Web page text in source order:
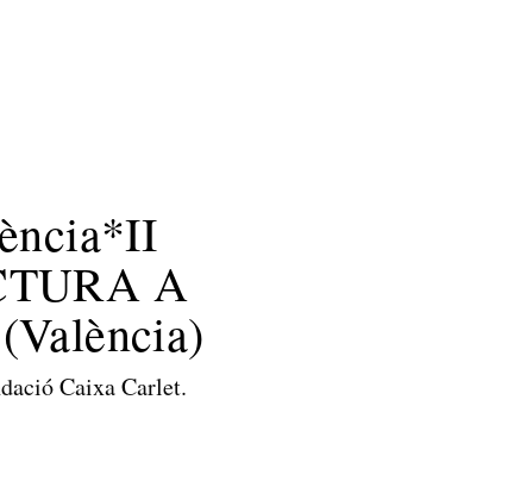
A
Caixa Carlet.